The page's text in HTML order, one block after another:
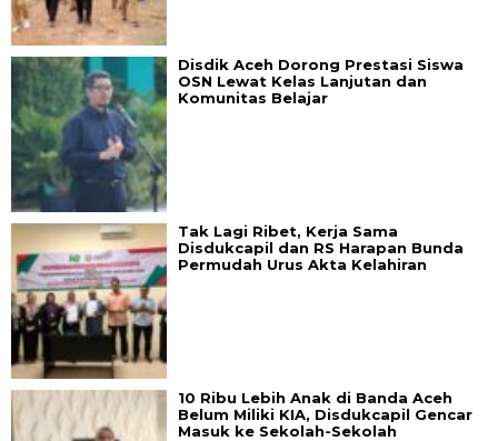
Disdik Aceh Dorong Prestasi Siswa
OSN Lewat Kelas Lanjutan dan
Komunitas Belajar
Tak Lagi Ribet, Kerja Sama
Disdukcapil dan RS Harapan Bunda
Permudah Urus Akta Kelahiran
10 Ribu Lebih Anak di Banda Aceh
Belum Miliki KIA, Disdukcapil Gencar
Masuk ke Sekolah-Sekolah